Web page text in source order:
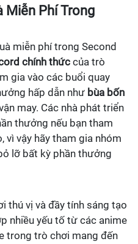
Miễn Phí Trong
miễn phí trong Second
chính thức của trò
gia vào các buổi quay
hấp dẫn như bùa bốn
may. Các nhà phát triển
thưởng nếu bạn tham
vì vậy hãy tham gia nhóm
lỡ bất kỳ phần thưởng
thú vị và đầy tính sáng tạo
nhiều yếu tố từ các anime
trong trò chơi mang đến